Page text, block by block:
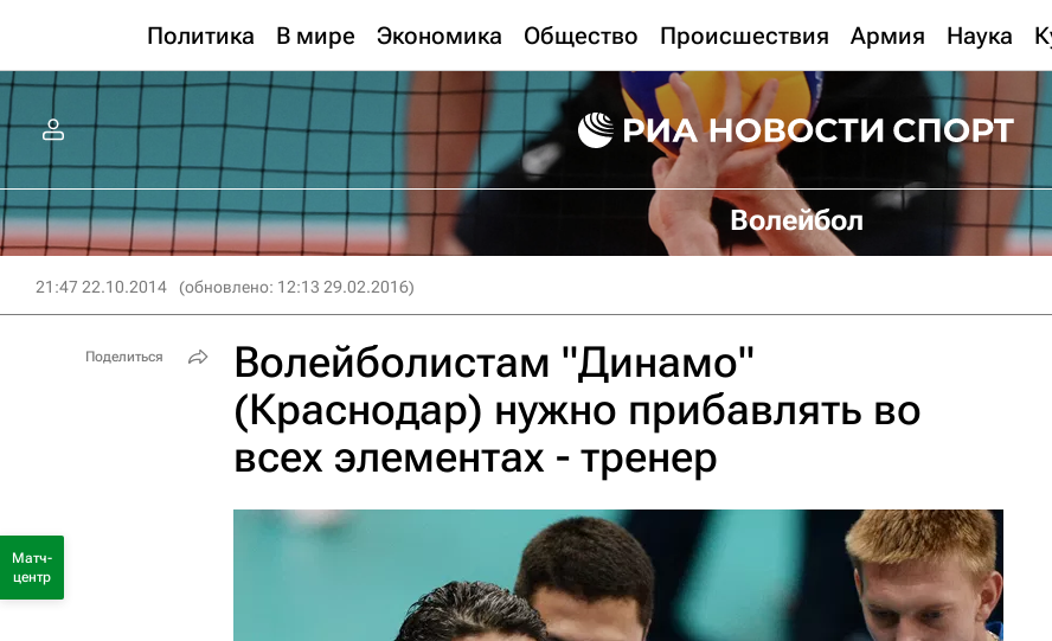
Политика В мире Экономика Общество Происшествия Армия Наука
Волейбол
21:47 22.10.2014 (обновлено: 12:13 29.02.2016)
Волейболистам "Динамо"
(Краснодар) нужно прибавлять во
всех элементах - тренер
Поделиться
Матч-
центр